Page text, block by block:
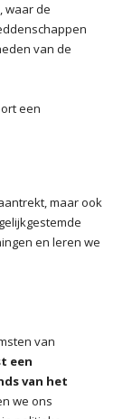
waar de
van de
een
maar ook
en leren we
van
een
van het
we ons